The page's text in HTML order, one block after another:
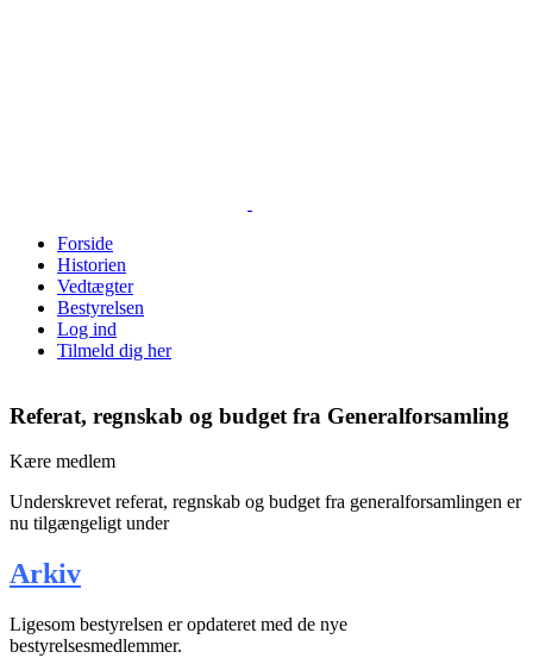
Forside
Historien
Vedtægter
Bestyrelsen
Log ind
Tilmeld dig her
Referat, regnskab og budget fra Generalforsamling
Kære medlem
Underskrevet referat, regnskab og budget fra generalforsamlingen er
nu tilgængeligt under
Arkiv
Ligesom bestyrelsen er opdateret med de nye
bestyrelsesmedlemmer.